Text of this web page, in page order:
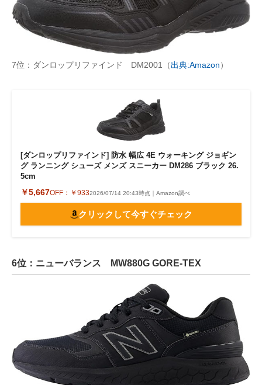
7位：ダンロップリファインド DM2001（出典:Amazon）
[ダンロップリファインド] 防水 幅広 4E ウォーキング ジョギン
グ ランニング シューズ メンズ スニーカー DM286 ブラック 26.
5cm
￥5,667OFF： ￥9332026/07/14 20:43時点｜Amazon調べ
クリックして今すぐチェック
6位：ニューバランス MW880G GORE-TEX